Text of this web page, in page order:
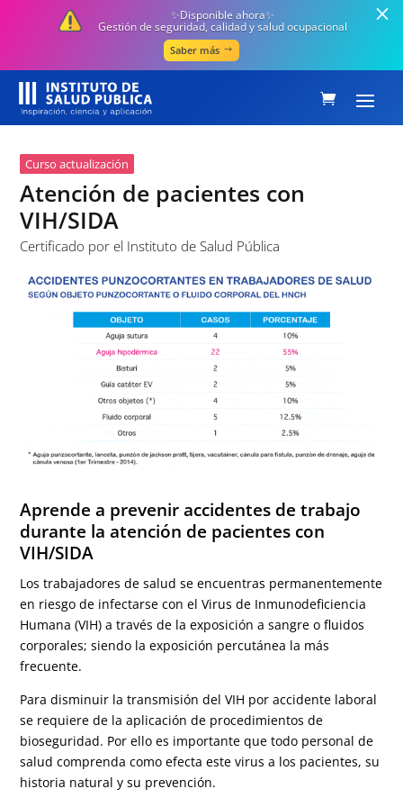
✨Disponible ahora✨
Gestión de seguridad, calidad y salud ocupacional
Saber más
Curso actualización
Atención de pacientes con
VIH/SIDA
Certificado por el Instituto de Salud Pública
Aprende a prevenir accidentes de trabajo
durante la atención de pacientes con
VIH/SIDA
Los trabajadores de salud se encuentras permanentemente
en riesgo de infectarse con el Virus de Inmunodeficiencia
Humana (VIH) a través de la exposición a sangre o fluidos
corporales; siendo la exposición percutánea la más
frecuente.
Para disminuir la transmisión del VIH por accidente laboral
se requiere de la aplicación de procedimientos de
bioseguridad. Por ello es importante que todo personal de
salud comprenda como efecta este virus a los pacientes, su
historia natural y su prevención.